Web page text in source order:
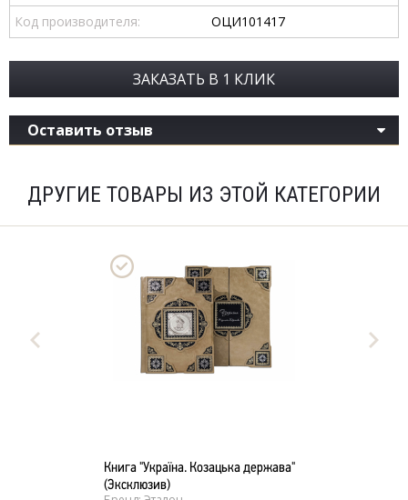
Код производителя:
ОЦИ101417
ЗАКАЗАТЬ В 1 КЛИК
Оставить отзыв
ДРУГИЕ ТОВАРЫ ИЗ ЭТОЙ КАТЕГОРИИ
Книга "Україна. Козацька держава"
(Эксклюзив)